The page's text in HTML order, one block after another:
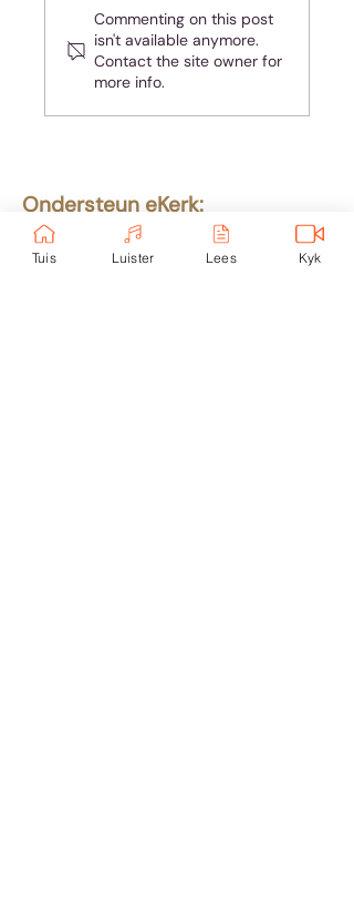
Commenting on this post
isn't available anymore.
Contact the site owner for
more info.
Ondersteun eKerk:
Ekerk Vereniging
ABSA Bank
Tuis Luister Lees Kyk